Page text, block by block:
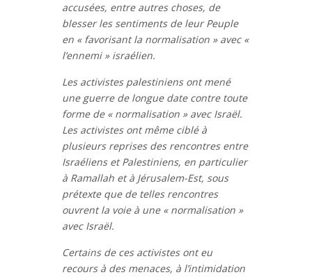
accusées, entre autres choses, de
blesser les sentiments de leur Peuple
en « favorisant la normalisation » avec «
l’ennemi » israélien.
Les activistes palestiniens ont mené
une guerre de longue date contre toute
forme de « normalisation » avec Israël.
Les activistes ont même ciblé à
plusieurs reprises des rencontres entre
Israéliens et Palestiniens, en particulier
à Ramallah et à Jérusalem-Est, sous
prétexte que de telles rencontres
ouvrent la voie à une « normalisation »
avec Israël.
Certains de ces activistes ont eu
recours à des menaces, à l’intimidation